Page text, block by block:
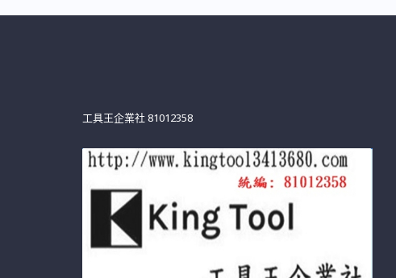
工具王企業社 81012358